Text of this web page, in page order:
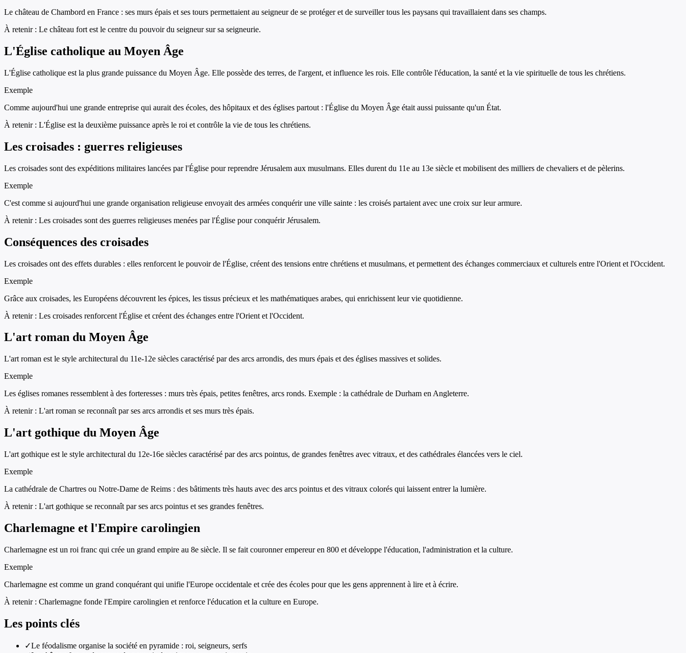
Le château de Chambord en France : ses murs épais et ses tours permettaient au seigneur de se protéger et de surveiller tous les paysans qui travaillaient dans ses champs.
À retenir : Le château fort est le centre du pouvoir du seigneur sur sa seigneurie.
L'Église catholique au Moyen Âge
L'Église catholique est la plus grande puissance du Moyen Âge. Elle possède des terres, de l'argent, et influence les rois. Elle contrôle l'éducation, la santé et la vie spirituelle de tous les chrétiens.
Exemple
Comme aujourd'hui une grande entreprise qui aurait des écoles, des hôpitaux et des églises partout : l'Église du Moyen Âge était aussi puissante qu'un État.
À retenir : L'Église est la deuxième puissance après le roi et contrôle la vie de tous les chrétiens.
Les croisades : guerres religieuses
Les croisades sont des expéditions militaires lancées par l'Église pour reprendre Jérusalem aux musulmans. Elles durent du 11e au 13e siècle et mobilisent des milliers de chevaliers et de pèlerins.
Exemple
C'est comme si aujourd'hui une grande organisation religieuse envoyait des armées conquérir une ville sainte : les croisés partaient avec une croix sur leur armure.
À retenir : Les croisades sont des guerres religieuses menées par l'Église pour conquérir Jérusalem.
Conséquences des croisades
Les croisades ont des effets durables : elles renforcent le pouvoir de l'Église, créent des tensions entre chrétiens et musulmans, et permettent des échanges commerciaux et culturels entre l'Orient et l'Occident.
Exemple
Grâce aux croisades, les Européens découvrent les épices, les tissus précieux et les mathématiques arabes, qui enrichissent leur vie quotidienne.
À retenir : Les croisades renforcent l'Église et créent des échanges entre l'Orient et l'Occident.
L'art roman du Moyen Âge
L'art roman est le style architectural du 11e-12e siècles caractérisé par des arcs arrondis, des murs épais et des églises massives et solides.
Exemple
Les églises romanes ressemblent à des forteresses : murs très épais, petites fenêtres, arcs ronds. Exemple : la cathédrale de Durham en Angleterre.
À retenir : L'art roman se reconnaît par ses arcs arrondis et ses murs très épais.
L'art gothique du Moyen Âge
L'art gothique est le style architectural du 12e-16e siècles caractérisé par des arcs pointus, de grandes fenêtres avec vitraux, et des cathédrales élancées vers le ciel.
Exemple
La cathédrale de Chartres ou Notre-Dame de Reims : des bâtiments très hauts avec des arcs pointus et des vitraux colorés qui laissent entrer la lumière.
À retenir : L'art gothique se reconnaît par ses arcs pointus et ses grandes fenêtres.
Charlemagne et l'Empire carolingien
Charlemagne est un roi franc qui crée un grand empire au 8e siècle. Il se fait couronner empereur en 800 et développe l'éducation, l'administration et la culture.
Exemple
Charlemagne est comme un grand conquérant qui unifie l'Europe occidentale et crée des écoles pour que les gens apprennent à lire et à écrire.
À retenir : Charlemagne fonde l'Empire carolingien et renforce l'éducation et la culture en Europe.
Les points clés
✓Le féodalisme organise la société en pyramide : roi, seigneurs, serfs